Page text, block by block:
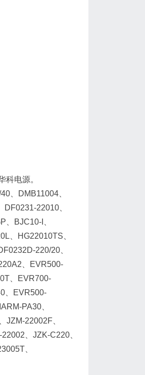
科电源。
、DMB11004、
22010、
BJC10-I、
、HG22010TS、
220/20、
、EVR500-
、EVR700-
、EVR500-
PA30、
JZM-22002F、
、JZK-C220、
、